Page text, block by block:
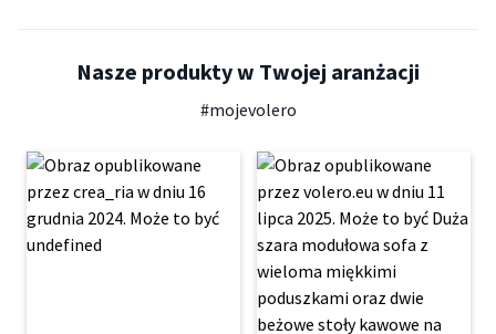
Nasze produkty w Twojej aranżacji
#mojevolero